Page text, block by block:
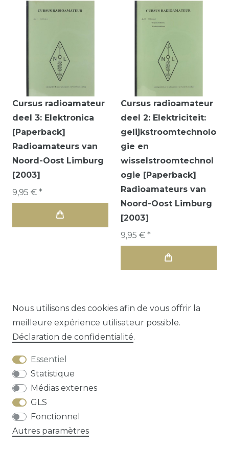
Cursus radioamateur
deel 3: Elektronica
[Paperback]
Radioamateurs van
Noord-Oost Limburg
[2003]
9,95 € *
Cursus radioamateur
deel 2: Elektriciteit:
gelijkstroomtechnolo
gie en
wisselstroomtechnol
ogie [Paperback]
Radioamateurs van
Noord-Oost Limburg
[2003]
9,95 € *
1 2
Droit de rétractation
confidentialité
Nous utilisons des cookies afin de vous offrir la
meilleure expérience utilisateur possible.
Déclaration de confidentialité.
Essentiel
Statistique
Médias externes
GLS
Fonctionnel
Autres paramètres